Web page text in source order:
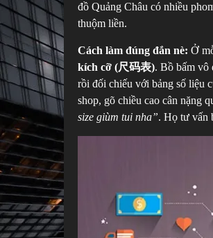
đồ Quảng Châu có nhiều
thuộm liền.
Cách làm đúng đắn nè: Ở
kích cỡ (尺码表). Bồ bấm vô
rồi đối chiếu với bảng số liệu
shop, gõ chiều cao cân nặng
size giùm tui nha”. Họ tư vấn